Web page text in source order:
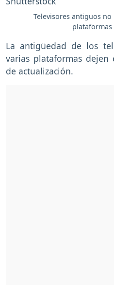
Televisores antiguos
La antigüedad de los
varias plataformas
de actualización.